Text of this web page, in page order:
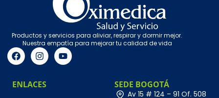
Productos y servicios para aliviar, respirar y dormir mejor.
Nuestra empatía para mejorar tu calidad de vida
ENLACES SEDE BOGOTÁ
Av 15 # 124 – 91 Of. 508